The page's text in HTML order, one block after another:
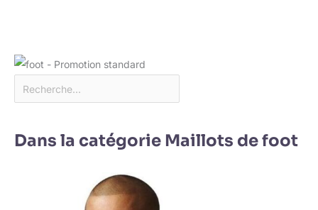
Dans la catégorie Maillots de foot